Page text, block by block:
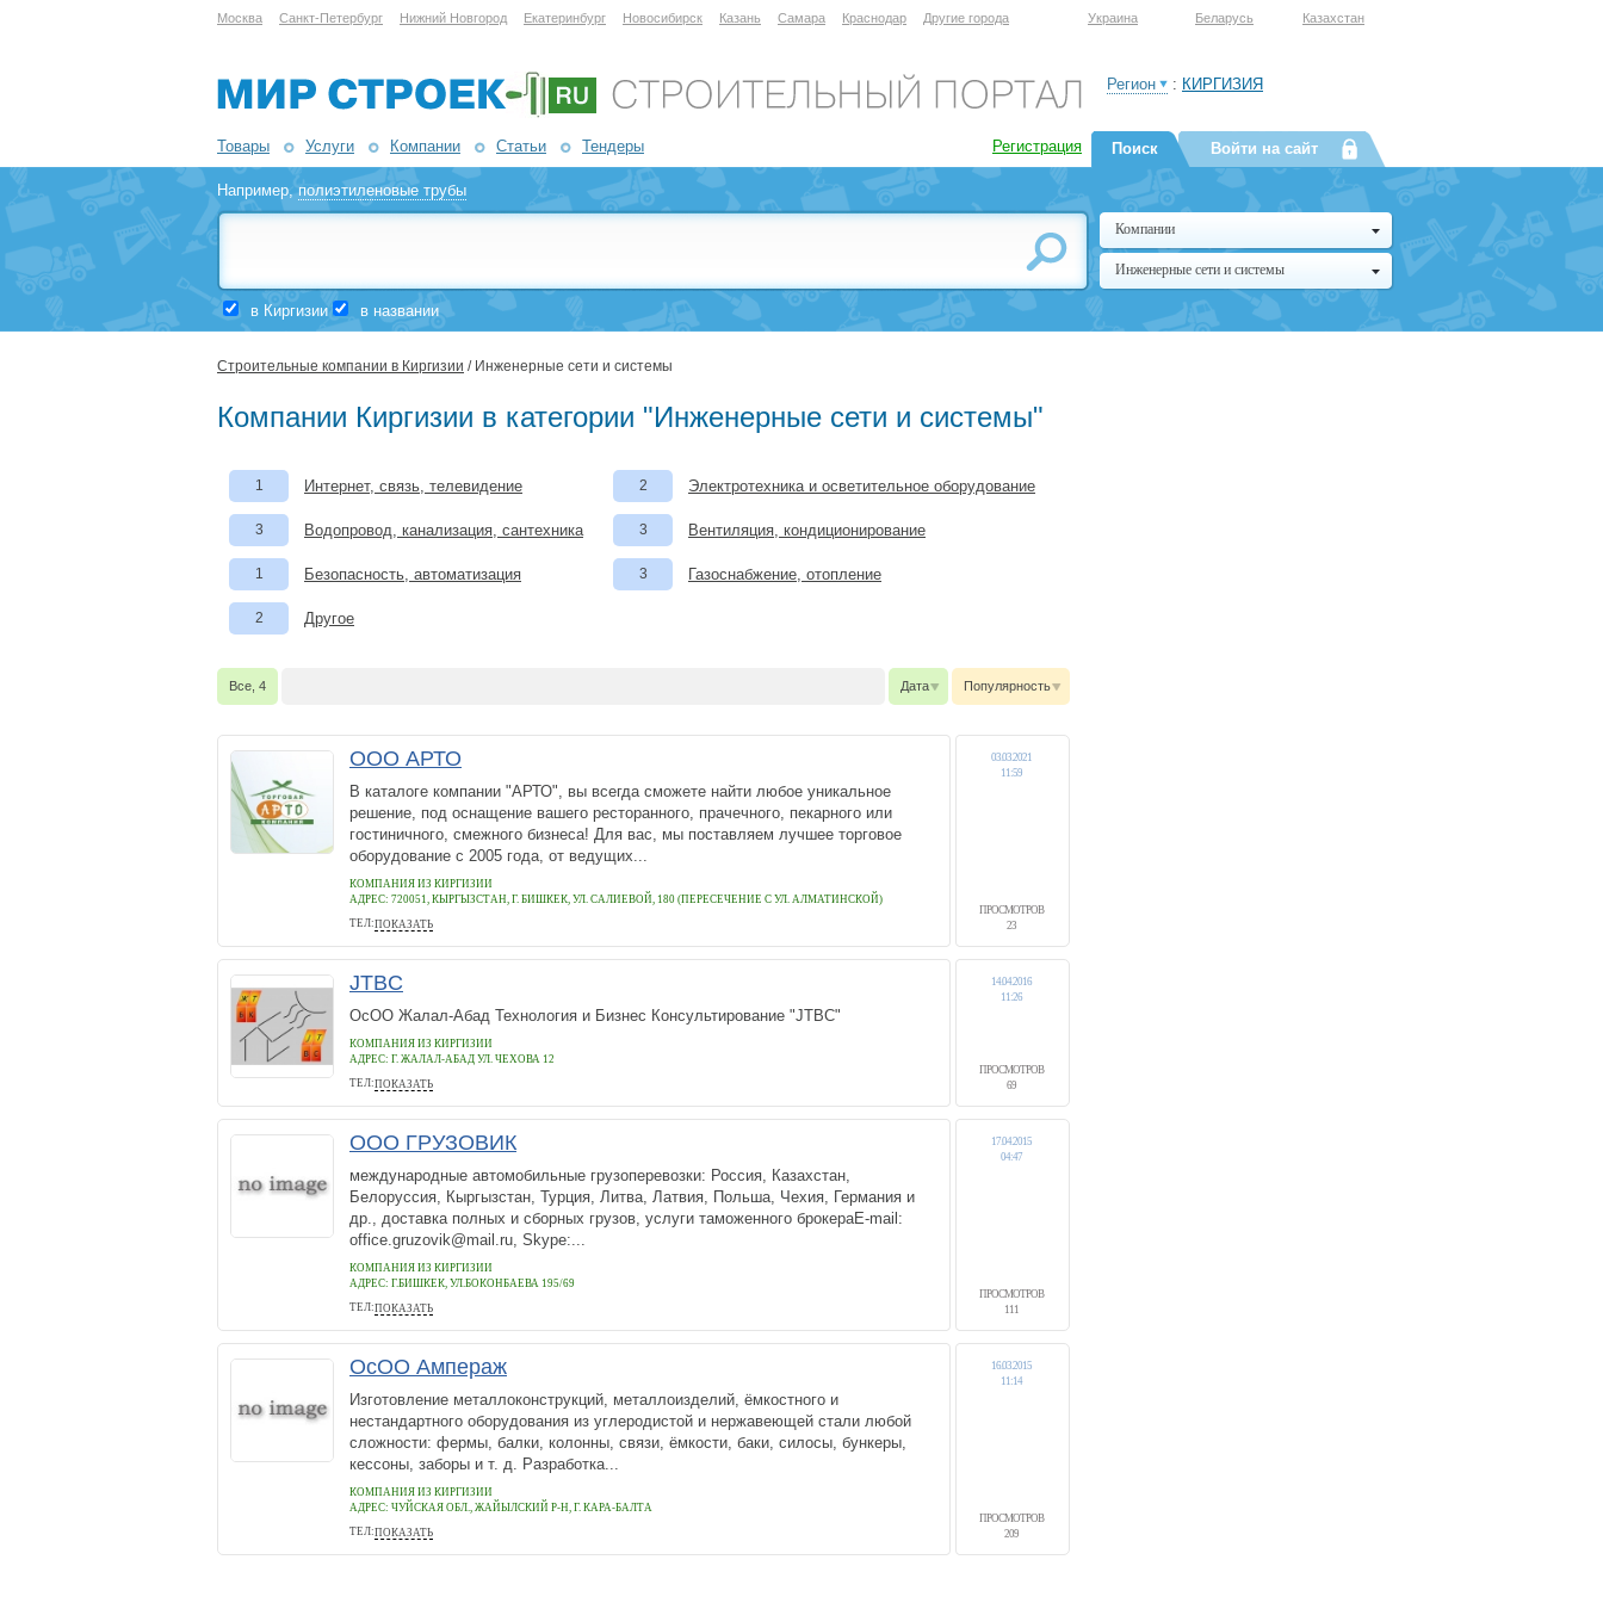
Москва Санкт-Петербург Нижний Новгород Екатеринбург Новосибирск Казань Самара Краснодар Другие города Украина Беларусь Казахстан
Товары Услуги Компании Статьи Тендеры Регистрация
Регион : КИРГИЗИЯ
Например,полиэтиленовые трубы
в Киргизии в названии
Поиск Войти на сайт
Компании
Инженерные сети и системы
Строительные компании в Киргизии / Инженерные сети и системы
Компании Киргизии в категории "Инженерные сети и системы"
1 Интернет, связь, телевидение 2 Электротехника и осветительное оборудование
3 Водопровод, канализация, сантехника 3 Вентиляция, кондиционирование
1 Безопасность, автоматизация 3 Газоснабжение, отопление
2 Другое
Все, 4 Дата Популярность
ООО АРТО
В каталоге компании "АРТО", вы всегда сможете найти любое уникальное
решение, под оснащение вашего ресторанного, прачечного, пекарного или
гостиничного, смежного бизнеса! Для вас, мы поставляем лучшее торговое
оборудование с 2005 года, от ведущих...
КОМПАНИЯ ИЗ КИРГИЗИИ
АДРЕС: 720051, КЫРГЫЗСТАН, Г. БИШКЕК, УЛ. САЛИЕВОЙ, 180 (ПЕРЕСЕЧЕНИЕ С УЛ. АЛМАТИНСКОЙ)
ТЕЛ:ПОКАЗАТЬ
+996 (312) 36-88-00
ПРОСМОТРОВ
23
03.03.2021
11:59
JTBC
ОсОО Жалал-Абад Технология и Бизнес Консультирование "JTBC"
КОМПАНИЯ ИЗ КИРГИЗИИ
АДРЕС: Г. ЖАЛАЛ-АБАД УЛ. ЧЕХОВА 12
ТЕЛ:ПОКАЗАТЬ
996372272530
ПРОСМОТРОВ
69
14.04.2016
11:26
ООО ГРУЗОВИК
международные автомобильные грузоперевозки: Россия, Казахстан,
Белоруссия, Кыргызстан, Турция, Литва, Латвия, Польша, Чехия, Германия и
др., доставка полных и сборных грузов, услуги таможенного брокераE-mail:
office.gruzovik@mail.ru, Skype:...
КОМПАНИЯ ИЗ КИРГИЗИИ
АДРЕС: Г.БИШКЕК, УЛ.БОКОНБАЕВА 195/69
ТЕЛ:ПОКАЗАТЬ
0557145147
ПРОСМОТРОВ
111
17.04.2015
04:47
ОсОО Ампераж
Изготовление металлоконструкций, металлоизделий, ёмкостного и
нестандартного оборудования из углеродистой и нержавеющей стали любой
сложности: фермы, балки, колонны, связи, ёмкости, баки, силосы, бункеры,
кессоны, заборы и т. д. Разработка...
КОМПАНИЯ ИЗ КИРГИЗИИ
АДРЕС: ЧУЙСКАЯ ОБЛ., ЖАЙЫЛСКИЙ Р-Н, Г. КАРА-БАЛТА
ТЕЛ:ПОКАЗАТЬ
+996555410932
ПРОСМОТРОВ
209
16.03.2015
11:14